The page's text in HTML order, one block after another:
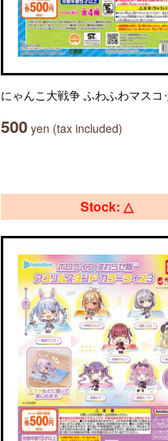
にゃんこ大戦争 ふわふわマスコ
500 yen (tax included)
Stock: △